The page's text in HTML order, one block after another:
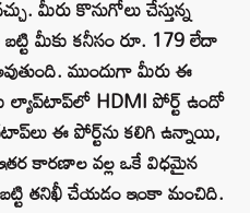
మీరు కొనుగోలు చేస్తున్న
మీకు కనీసం రూ. 179 లేదా
ముందుగా మీరు ఈ
ల్యాప్‌టాప్‌లో HDMI పోర్ట్ ఉందో
ఈ పోర్ట్‌ను కలిగి ఉన్నాయి,
కారణాల వల్ల ఒకే విధమైన
తనిఖీ చేయడం ఇంకా మంచిది.